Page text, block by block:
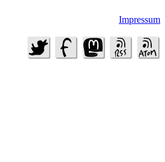
Impressum